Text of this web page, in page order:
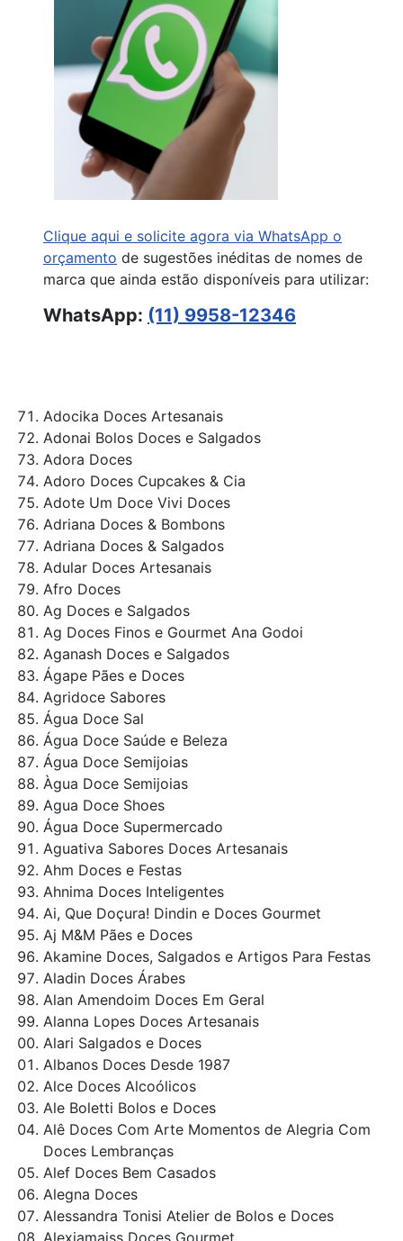
Clique aqui e solicite agora via WhatsApp o
orçamento de sugestões inéditas de nomes de
marca que ainda estão disponíveis para utilizar:
WhatsApp: (11) 9958-12346
Adocika Doces Artesanais
Adonai Bolos Doces e Salgados
Adora Doces
Adoro Doces Cupcakes & Cia
Adote Um Doce Vivi Doces
Adriana Doces & Bombons
Adriana Doces & Salgados
Adular Doces Artesanais
Afro Doces
Ag Doces e Salgados
Ag Doces Finos e Gourmet Ana Godoi
Aganash Doces e Salgados
Ágape Pães e Doces
Agridoce Sabores
Água Doce Sal
Água Doce Saúde e Beleza
Água Doce Semijoias
Àgua Doce Semijoias
Agua Doce Shoes
Água Doce Supermercado
Aguativa Sabores Doces Artesanais
Ahm Doces e Festas
Ahnima Doces Inteligentes
Ai, Que Doçura! Dindin e Doces Gourmet
Aj M&M Pães e Doces
Akamine Doces, Salgados e Artigos Para Festas
Aladin Doces Árabes
Alan Amendoim Doces Em Geral
Alanna Lopes Doces Artesanais
Alari Salgados e Doces
Albanos Doces Desde 1987
Alce Doces Alcoólicos
Ale Boletti Bolos e Doces
Alê Doces Com Arte Momentos de Alegria Com
Doces Lembranças
Alef Doces Bem Casados
Alegna Doces
Alessandra Tonisi Atelier de Bolos e Doces